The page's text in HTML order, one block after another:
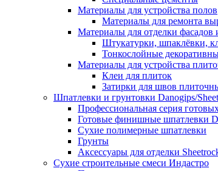
Материалы для устройства полов
Материалы для ремонта
Материалы для отделки
Штукатурки, шпаклёвки,
Тонкослойные
Материалы для устройства
Клеи для плиток
Затирки для швов
Шпатлевки и грунтовки Danogips/
Профессиональная серия
Готовые финишные шпатлевки
Сухие полимерные шпатлевки
Грунты
Аксессуары для отделки
Сухие строительные смеси Индастро